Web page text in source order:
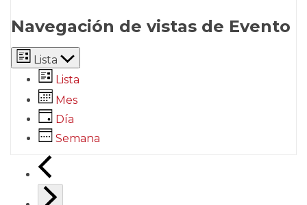
Navegación de vistas de Evento
Lista
Lista
Mes
Día
Semana